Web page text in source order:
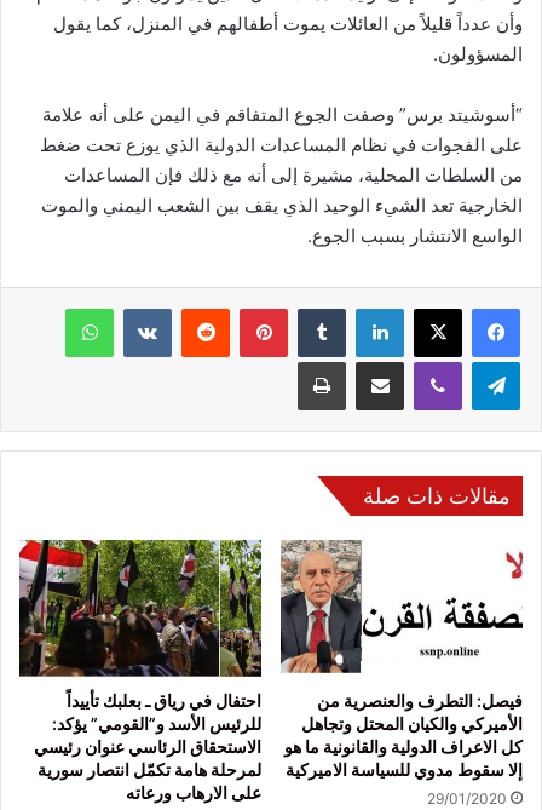
وأن عدداً قليلاً من العائلات يموت أطفالهم في المنزل، كما يقول
المسؤولون.
“أسوشيتد برس” وصفت الجوع المتفاقم في اليمن على أنه علامة
على الفجوات في نظام المساعدات الدولية الذي يوزع تحت ضغط
من السلطات المحلية، مشيرة إلى أنه مع ذلك فإن المساعدات
الخارجية تعد الشيء الوحيد الذي يقف بين الشعب اليمني والموت
الواسع الانتشار بسبب الجوع.
فيسبوك لينكدإن بينتيريست
مقالات ذات صلة
فيصل: التطرف والعنصرية من
الأميركي والكيان المحتل وتجاهل
كل الاعراف الدولية والقانونية ما هو
إلا سقوط مدوي للسياسة الاميركية
29/01/2020
احتفال في رياق ـ بعلبك تأييداً
للرئيس الأسد و”القومي” يؤكد:
الاستحقاق الرئاسي عنوان رئيسي
لمرحلة هامة تكمّل انتصار سورية
على الارهاب ورعاته